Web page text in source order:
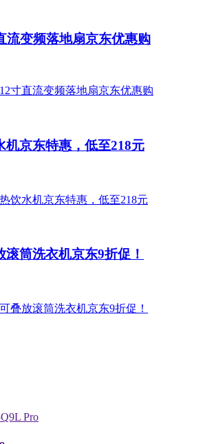
流变频落地扇京东优惠购
机京东特惠，低至218元
滚筒洗衣机京东9折促！